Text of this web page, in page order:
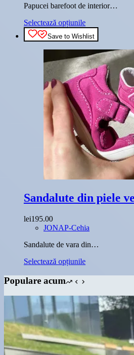
Papucei barefoot de interior…
Selectează opțiunileAcest
produs
are
mai
multe
variații.
Opțiunile
pot
fi
alese
în
pagina
produsului.
Save to Wishlist
Sandalute din piele
lei195.00
JONAP-Cehia
Sandalute de vara din…
Selectează opțiunileAcest
multe
variații.
Opțiunile
fi
alese
în
Populare acum